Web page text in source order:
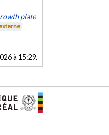
plate
à 15:29.